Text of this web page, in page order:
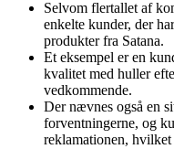
Selvom flertallet af
enkelte kunder, der
produkter fra Satana.
Et eksempel er en
kvalitet med huller
vedkommende.
Der nævnes også en
forventningerne, og
reklamationen,